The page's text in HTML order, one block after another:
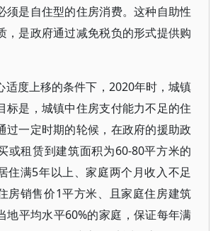
须是自住型的住房消费。这种自助性
，是政府通过减免税负的形式提供购
适度上移的条件下，2020年时，城镇
标是，城镇中住房支付能力不足的住
过一定时期的轮候，在政府的援助政
或租赁到建筑面积为60-80平方米的
住满5年以上、家庭两个月收入不足
房销售价1平方米、且家庭住房建筑
地平均水平60%的家庭，保证每年满